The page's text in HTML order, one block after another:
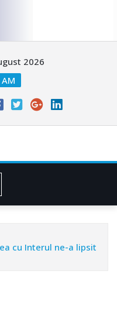
2026
cu Interul ne-a lipsit